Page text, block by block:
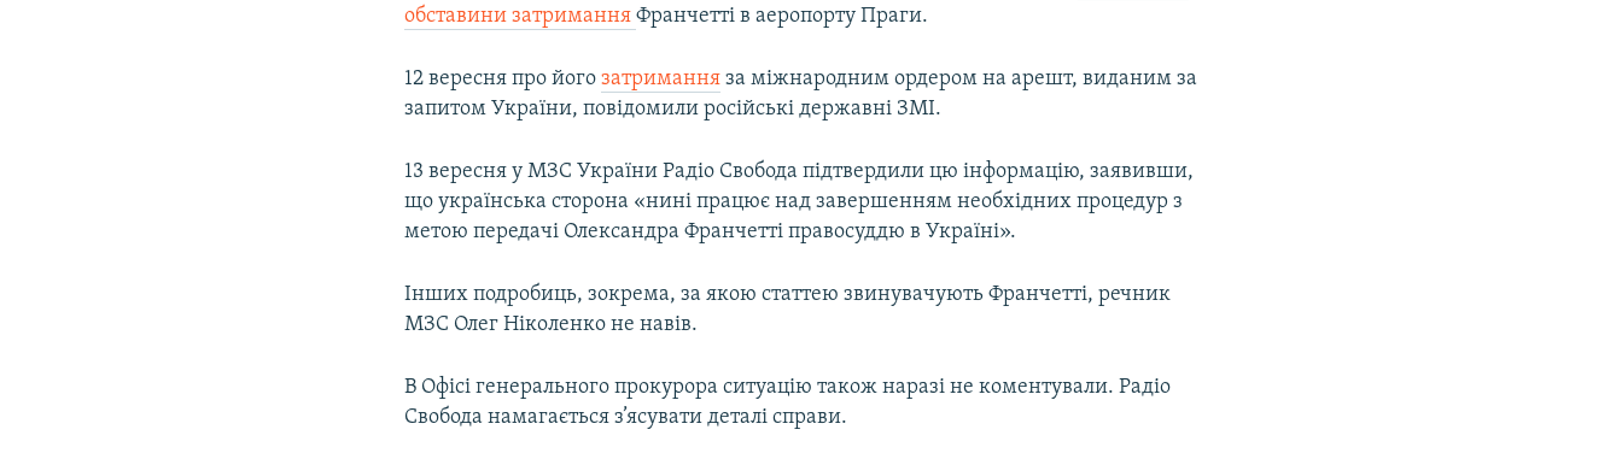
обставини затриманняФранчетті в аеропорту Праги.
12 вересня про йогозатримання за міжнародним ордером на арешт, виданим за
запитом України, повідомили російські державні ЗМІ.
13 вересня у МЗС України Радіо Свобода підтвердили цю інформацію, заявивши,
що українська сторона «нині працює над завершенням необхідних процедур з
метою передачі Олександра Франчетті правосуддю в Україні».
Інших подробиць, зокрема, за якою статтею звинувачують Франчетті, речник
МЗС Олег Ніколенко не навів.
В Офісі генерального прокурора ситуацію також наразі не коментували. Радіо
Свобода намагається з’ясувати деталі справи.